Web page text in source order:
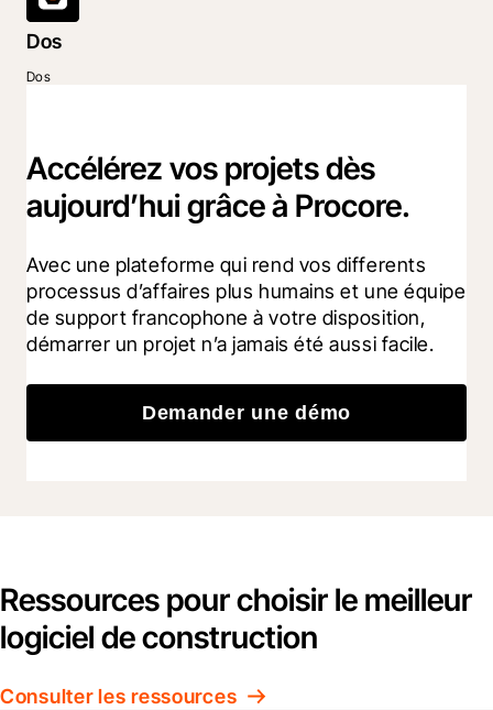
Dos
Dos
Accélérez vos projets dès
aujourd’hui grâce à Procore.
Avec une plateforme qui rend vos differents
processus d’affaires plus humains et une équipe
de support francophone à votre disposition,
démarrer un projet n’a jamais été aussi facile.
Demander une démo
Ressources pour choisir le meilleur
logiciel de construction
Consulter les ressources